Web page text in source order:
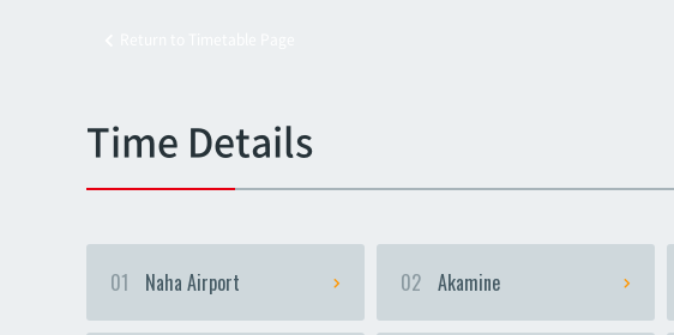
Time Details
01 Naha Airport 02 Akamine